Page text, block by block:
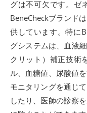
グは不可欠です。ゼ
BeneCheckブランド
供しています。特に
グシステムは、血液
クリット）補正技術
ル、血糖値、尿酸値
モニタリングを通じ
したり、医師の診察